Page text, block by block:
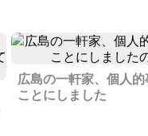
広島の一軒家、個人
ことにしました